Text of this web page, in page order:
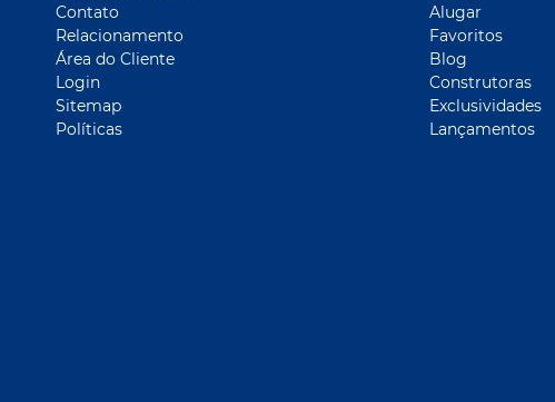
Contato
Relacionamento
Área do Cliente
Login
Sitemap
Políticas
Alugar
Favoritos
Blog
Construtoras
Exclusividades
Lançamentos